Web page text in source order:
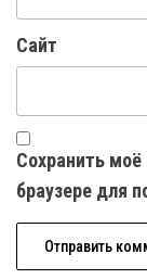
Сайт
Сохранить
браузере для